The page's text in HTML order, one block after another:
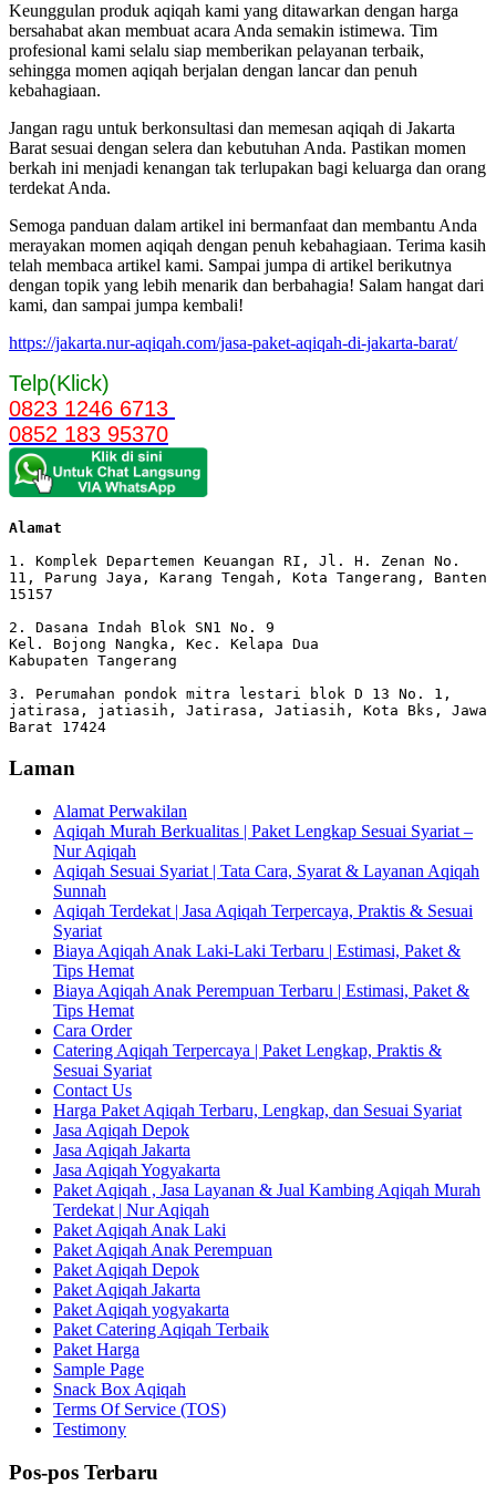
Keunggulan produk aqiqah kami yang ditawarkan dengan harga
bersahabat akan membuat acara Anda semakin istimewa. Tim
profesional kami selalu siap memberikan pelayanan terbaik,
sehingga momen aqiqah berjalan dengan lancar dan penuh
kebahagiaan.
Jangan ragu untuk berkonsultasi dan memesan aqiqah di Jakarta
Barat sesuai dengan selera dan kebutuhan Anda. Pastikan momen
berkah ini menjadi kenangan tak terlupakan bagi keluarga dan orang
terdekat Anda.
Semoga panduan dalam artikel ini bermanfaat dan membantu Anda
merayakan momen aqiqah dengan penuh kebahagiaan. Terima kasih
telah membaca artikel kami. Sampai jumpa di artikel berikutnya
dengan topik yang lebih menarik dan berbahagia! Salam hangat dari
kami, dan sampai jumpa kembali!
https://jakarta.nur-aqiqah.com/jasa-paket-aqiqah-di-jakarta-barat/
Telp(Klick)
0823 1246 6713
0852 183 95370
Alamat
1. Komplek Departemen Keuangan RI, Jl. H. Zenan No.
11, Parung Jaya, Karang Tengah, Kota Tangerang, Banten
15157
2. Dasana Indah Blok SN1 No. 9
Kel. Bojong Nangka, Kec. Kelapa Dua
Kabupaten Tangerang
3. Perumahan pondok mitra lestari blok D 13 No. 1,
jatirasa, jatiasih, Jatirasa, Jatiasih, Kota Bks, Jawa
Barat 17424
Laman
Alamat Perwakilan
Aqiqah Murah Berkualitas | Paket Lengkap Sesuai Syariat –
Nur Aqiqah
Aqiqah Sesuai Syariat | Tata Cara, Syarat & Layanan Aqiqah
Sunnah
Aqiqah Terdekat | Jasa Aqiqah Terpercaya, Praktis & Sesuai
Syariat
Biaya Aqiqah Anak Laki-Laki Terbaru | Estimasi, Paket &
Tips Hemat
Biaya Aqiqah Anak Perempuan Terbaru | Estimasi, Paket &
Tips Hemat
Cara Order
Catering Aqiqah Terpercaya | Paket Lengkap, Praktis &
Sesuai Syariat
Contact Us
Harga Paket Aqiqah Terbaru, Lengkap, dan Sesuai Syariat
Jasa Aqiqah Depok
Jasa Aqiqah Jakarta
Jasa Aqiqah Yogyakarta
Paket Aqiqah , Jasa Layanan & Jual Kambing Aqiqah Murah
Terdekat | Nur Aqiqah
Paket Aqiqah Anak Laki
Paket Aqiqah Anak Perempuan
Paket Aqiqah Depok
Paket Aqiqah Jakarta
Paket Aqiqah yogyakarta
Paket Catering Aqiqah Terbaik
Paket Harga
Sample Page
Snack Box Aqiqah
Terms Of Service (TOS)
Testimony
Pos-pos Terbaru